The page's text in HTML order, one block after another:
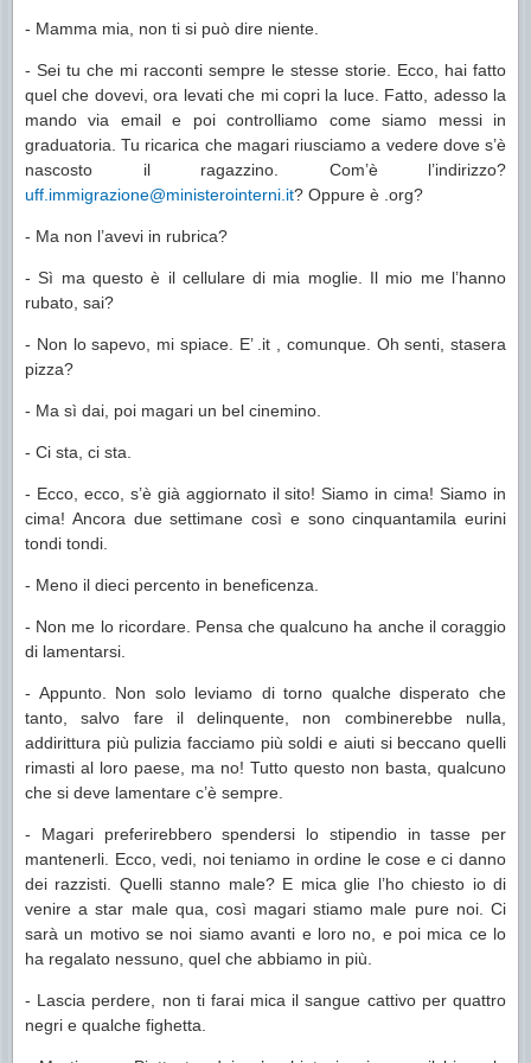
- Mamma mia, non ti si può dire niente.
- Sei tu che mi racconti sempre le stesse storie. Ecco, hai fatto
quel che dovevi, ora levati che mi copri la luce. Fatto, adesso la
mando via email e poi controlliamo come siamo messi in
graduatoria. Tu ricarica che magari riusciamo a vedere dove s’è
nascosto il ragazzino. Com’è l’indirizzo?
uff.immigrazione@ministerointerni.it? Oppure è .org?
- Ma non l’avevi in rubrica?
- Sì ma questo è il cellulare di mia moglie. Il mio me l’hanno
rubato, sai?
- Non lo sapevo, mi spiace. E’ .it , comunque. Oh senti, stasera
pizza?
- Ma sì dai, poi magari un bel cinemino.
- Ci sta, ci sta.
- Ecco, ecco, s’è già aggiornato il sito! Siamo in cima! Siamo in
cima! Ancora due settimane così e sono cinquantamila eurini
tondi tondi.
- Meno il dieci percento in beneficenza.
- Non me lo ricordare. Pensa che qualcuno ha anche il coraggio
di lamentarsi.
- Appunto. Non solo leviamo di torno qualche disperato che
tanto, salvo fare il delinquente, non combinerebbe nulla,
addirittura più pulizia facciamo più soldi e aiuti si beccano quelli
rimasti al loro paese, ma no! Tutto questo non basta, qualcuno
che si deve lamentare c’è sempre.
- Magari preferirebbero spendersi lo stipendio in tasse per
mantenerli. Ecco, vedi, noi teniamo in ordine le cose e ci danno
dei razzisti. Quelli stanno male? E mica glie l’ho chiesto io di
venire a star male qua, così magari stiamo male pure noi. Ci
sarà un motivo se noi siamo avanti e loro no, e poi mica ce lo
ha regalato nessuno, quel che abbiamo in più.
- Lascia perdere, non ti farai mica il sangue cattivo per quattro
negri e qualche fighetta.